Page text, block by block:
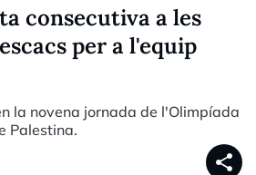
consecutiva a les
per a l'equip
la novena jornada de l'Olimpíada
Palestina.
share